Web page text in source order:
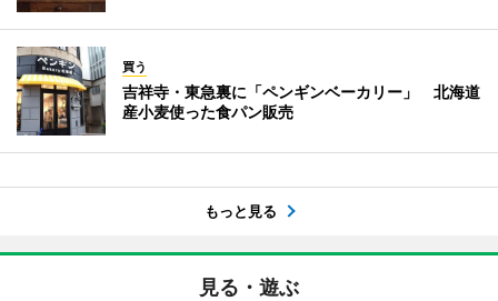
買う
吉祥寺・東急裏に「ペンギンベーカリー」 北海道
産小麦使った食パン販売
もっと見る
見る・遊ぶ